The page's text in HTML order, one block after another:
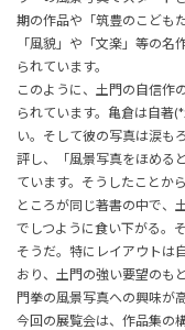
期の作品や「筑豊のこども
「風貌」や「文楽」等の
られています。
このように、土門の自信作
られています。亀倉は自著
い。そして彼の写真は涙も
評し、「風景写真をほめる
ています。そうしたことか
ところが同じ著書の中で、
でしつように食い下がる。
そうだ。特にレイアウトは
おり、土門の強い要望のも
門拳の風景写真への興味が
今回の展覧会は、作品集の